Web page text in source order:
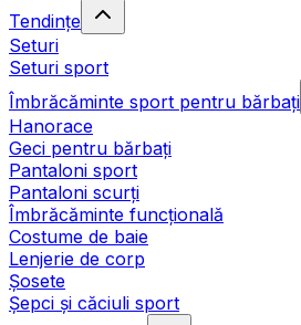
Tendințe
Seturi
Seturi sport
Îmbrăcăminte sport pentru bărbați
Hanorace
Geci pentru bărbați
Pantaloni sport
Pantaloni scurți
Îmbrăcăminte funcțională
Costume de baie
Lenjerie de corp
Șosete
Șepci și căciuli sport